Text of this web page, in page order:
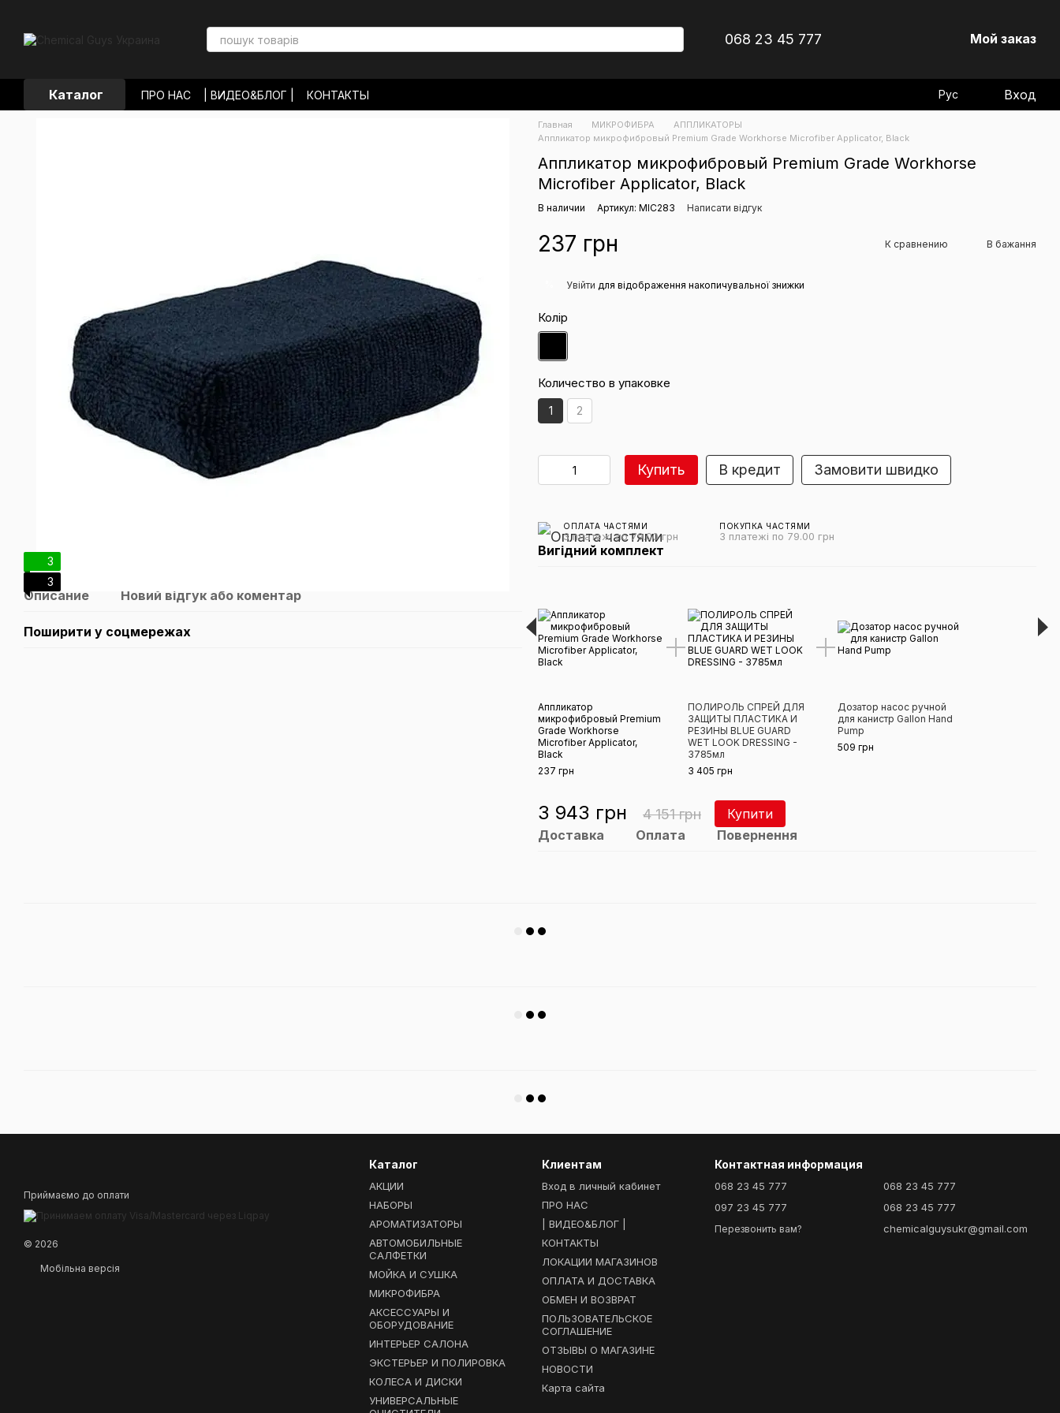
068 23 45 777 Мой заказ
Каталог ПРО НАС | ВИДЕО&БЛОГ |
КОНТАКТЫ
ЛОКАЦИИ МАГАЗИНОВ
ОПЛАТА И ДОСТАВКА
Рус Вход
3
3
Описание Новий відгук або коментар
Поширити у соцмережах
Главная МИКРОФИБРА
АППЛИКАТОРЫ
Аппликатор микрофибровый Premium Grade Workhorse Microfiber Applicator, Black
Аппликатор микрофибровый Premium Grade Workhorse
Microfiber Applicator, Black
В наличии Артикул: MIC283 Написати відгук
237 грн К сравнению В бажання
Увійти для відображення накопичувальної знижки
Колір
Количество в упаковке
1 2
Купить В кредит Замовити швидко
ОПЛАТА ЧАСТЯМИ
3 платежі по 79.00 грн
ПОКУПКА ЧАСТЯМИ
3 платежі по 79.00 грн
Вигідний комплект
Аппликатор
микрофибровый Premium
Grade Workhorse
Microfiber Applicator,
Black
237 грн
ПОЛИРОЛЬ СПРЕЙ ДЛЯ
ЗАЩИТЫ ПЛАСТИКА И
РЕЗИНЫ BLUE GUARD
WET LOOK DRESSING -
3785мл
3 405 грн
Дозатор насос ручной
для канистр Gallon Hand
Pump
509 грн
3 943 грн 4 151 грн Купити
Доставка Оплата Повернення
Приймаємо до оплати
© 2026
Мобільна версія
Каталог
АКЦИИ
НАБОРЫ
АРОМАТИЗАТОРЫ
АВТОМОБИЛЬНЫЕ
САЛФЕТКИ
МОЙКА И СУШКА
МИКРОФИБРА
АКСЕССУАРЫ И
ОБОРУДОВАНИЕ
ИНТЕРЬЕР САЛОНА
ЭКСТЕРЬЕР И ПОЛИРОВКА
КОЛЕСА И ДИСКИ
УНИВЕРСАЛЬНЫЕ
Клиентам
Вход в личный кабинет
ПРО НАС
| ВИДЕО&БЛОГ |
КОНТАКТЫ
ЛОКАЦИИ МАГАЗИНОВ
ОПЛАТА И ДОСТАВКА
ОБМЕН И ВОЗВРАТ
ПОЛЬЗОВАТЕЛЬСКОЕ
СОГЛАШЕНИЕ
ОТЗЫВЫ О МАГАЗИНЕ
НОВОСТИ
Карта сайта
Контактная информация
068 23 45 777
097 23 45 777
Перезвонить вам?
068 23 45 777
068 23 45 777
chemicalguysukr@gmail.com